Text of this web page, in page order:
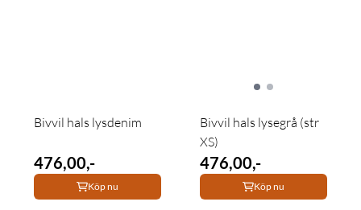
Bivvil hals lysdenim
476,00,-
Köp nu
Bivvil hals lysegrå (str
XS)
476,00,-
Köp nu